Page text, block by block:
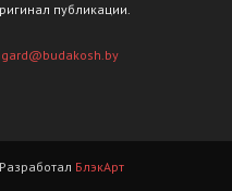
публикации.
БлэкАрт